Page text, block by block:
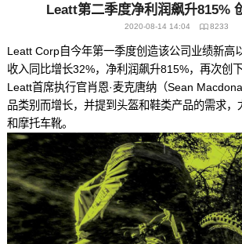
Leatt第二季度净利润飙升815%
2020-08-14 14:04 8233
Leatt Corp自今年第一季度创造该公司业绩新高
收入同比增长32%，净利润飙升815%，再次创下
Leatt首席执行官肖恩·麦克唐纳（Sean
品类别而增长，并提到头盔和鞋类产品的需求，
和摩托车靴。